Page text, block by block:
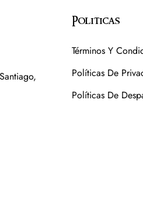
Politicas
Términos Y
Políticas De
Políticas De